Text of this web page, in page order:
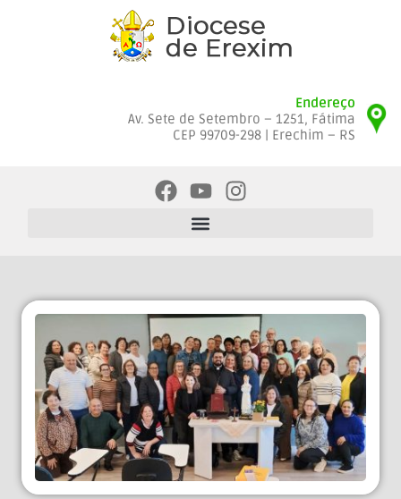
Endereço
Av. Sete de Setembro – 1251, Fátima
CEP 99709-298 | Erechim – RS